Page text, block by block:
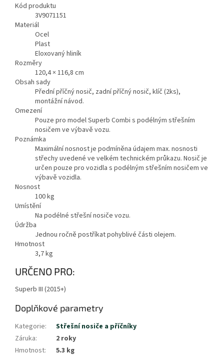
Kód produktu
3V9071151
Materiál
Ocel
Plast
Eloxovaný hliník
Rozměry
120,4 × 116,8 cm
Obsah sady
Přední příčný nosič, zadní příčný nosič, klíč (2ks),
montážní návod.
Omezení
Pouze pro model Superb Combi s podélným střešním
nosičem ve výbavě vozu.
Poznámka
Maximální nosnost je podmíněna údajem max. nosnosti
střechy uvedené ve velkém technickém průkazu. Nosič je
určen pouze pro vozidla s podélným střešním nosičem ve
výbavě vozidla.
Nosnost
100kg
Umístění
Na podélné střešní nosiče vozu.
Údržba
Jednou ročně postříkat pohyblivé části olejem.
Hmotnost
3,7kg
méně
URČENO PRO:
Superb III (2015+)
Doplňkové parametry
Kategorie:
Střešní nosiče a příčníky
Záruka:
2 roky
Hmotnost:
5.3 kg